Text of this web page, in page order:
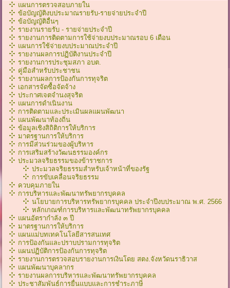
แผนการตรวจสอบภายใน
ข้อบัญญัติงบประมาณรายรับ-รายจ่ายประจำปี
ข้อบัญญัติอื่นๆ
รายงานรายรับ - รายจ่ายประจำปี
รายงานการติดตามการใช้จ่ายงบประมาณรอบ 6 เดือน
แผนการใช้จ่ายงบประมาณประจำปี
รายงานผลการปฏิบัติงานประจำปี
รายงานการประชุมสภา อบต.
คู่มือสำหรับประชาชน
รายงานผลการป้องกันการทุจริต
เอกสารจัดซื้อจัดจ้าง
ประกาศเจตจำนงสุจริต
แผนการดำเนินงาน
การติดตามและประเมินผลแผนพัฒนา
แผนพัฒนาท้องถิ่น
ข้อมูลเชิงสิถิติการให้บริการ
มาตรฐานการให้บริการ
การมีส่วนร่วมของผู้บริหาร
การเสริมสร้างวัฒนธรรมองค์กร
ประมวลจริยธรรมของข้าราชการ
ประมวลจริยธรรมสำหรับเจ้าหน้าที่ของรัฐ
การขับเคลื่อนจริยธรรม
ควบคุมภายใน
การบริหารและพัฒนาทรัพยากรบุคคล
นโยบายการบริหารทรัพยากรบุคคล ประจำปีงบประมาณ พ.ศ. 2566
หลักเกณฑ์การบริหารเเละพัฒนาทรัพยากรบุคคล
แผนอัตรากำลัง ๓ ปี
มาตรฐานการให้บริการ
แผนแม่บทเทคโนโลยีสารสนเทศ
การป้องกันและปราบปรามการทุจริต
แผนปฏิบัติการป้องกันการทุจริต
รายงานการตรวจสอบรายงานการเงินโดย สตง.จังหวัดนราธิวาส
แผนพัฒนาบุคลากร
รายงานผลการบริหารและพัฒนาทรัพยากรบุคคล
ประชาสัมพันธ์การยื่นแบบและการชำระภาษี